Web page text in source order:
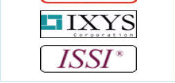
模数/数模转换器、可编程逻辑器件、高频
模块，光耦、二三极管、MOS管等